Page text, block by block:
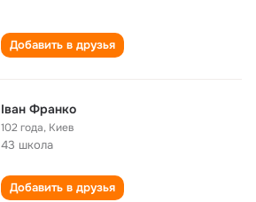
Добавить в друзья
Іван Франко
102 года, Киев
43 школа
Добавить в друзья